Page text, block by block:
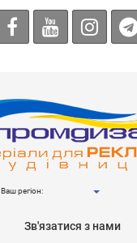
Ваш регіон:
Зв'язатися з нами